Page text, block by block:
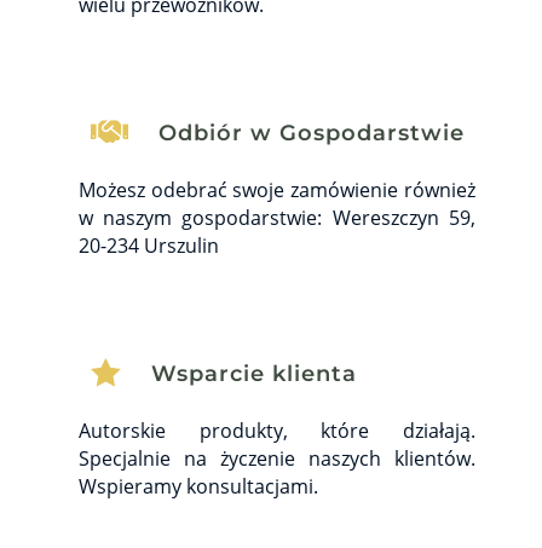
 Odbiór w Gospodarstwie
Możesz odebrać swoje zamówienie również
w naszym gospodarstwie: Wereszczyn 59,
20-234 Urszulin
 Wsparcie klienta
Autorskie produkty, które działają.
Specjalnie na życzenie naszych klientów.
Wspieramy konsultacjami.